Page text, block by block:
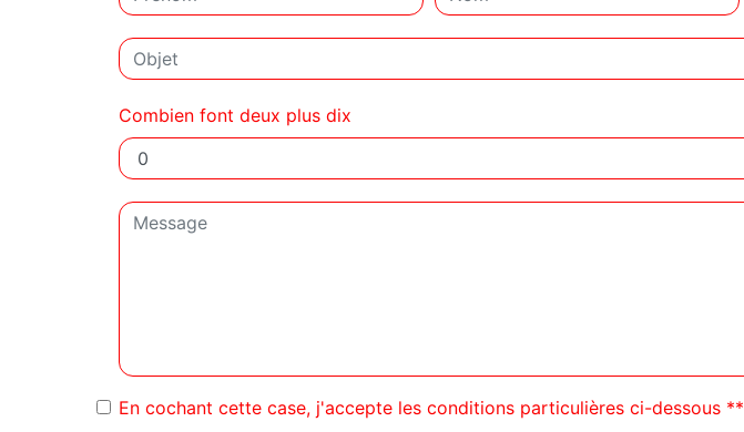
Combien font deux plus dix
En cochant cette case, j'accepte les conditions particulières ci-dessous **